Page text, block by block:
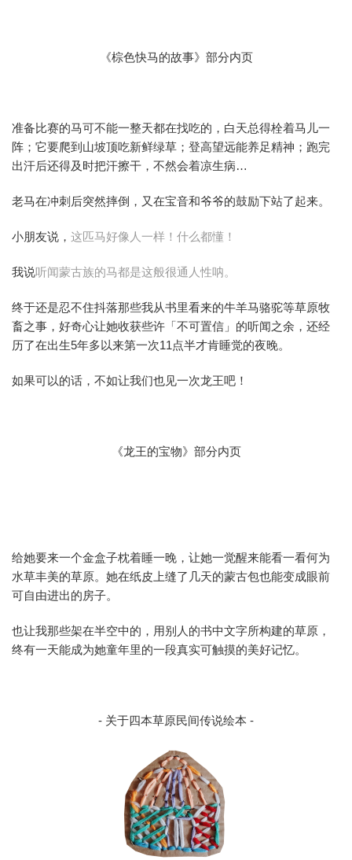
《棕色快马的故事》部分内页
准备比赛的马可不能一整天都在找吃的，白天总得栓着马儿一
阵；它要爬到山坡顶吃新鲜绿草；登高望远能养足精神；跑完
出汗后还得及时把汗擦干，不然会着凉生病…
老马在冲刺后突然摔倒，又在宝音和爷爷的鼓励下站了起来。
小朋友说， 这匹马好像人一样！什么都懂！
我说听闻蒙古族的马都是这般很通人性呐。
终于还是忍不住抖落那些我从书里看来的牛羊马骆驼等草原牧
畜之事，好奇心让她收获些许「不可置信」的听闻之余，还经
历了在出生5年多以来第一次11点半才肯睡觉的夜晚。
如果可以的话，不如让我们也见一次龙王吧！
《龙王的宝物》部分内页
给她要来一个金盒子枕着睡一晚，让她一觉醒来能看一看何为
水草丰美的草原。她在纸皮上缝了几天的蒙古包也能变成眼前
可自由进出的房子。
也让我那些架在半空中的，用别人的书中文字所构建的草原，
终有一天能成为她童年里的一段真实可触摸的美好记忆。
- 关于四本草原民间传说绘本 -